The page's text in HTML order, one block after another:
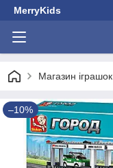
MerryKids
Магазин іграшок
–10%